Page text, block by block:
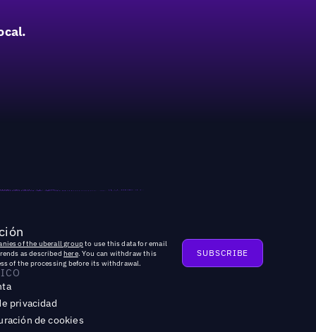
of the uberall groupto use this data for email
as described here. You can withdraw this
of the processing before its withdrawal.
privacidad
de cookies